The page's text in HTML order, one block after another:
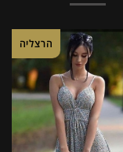
הרצליה